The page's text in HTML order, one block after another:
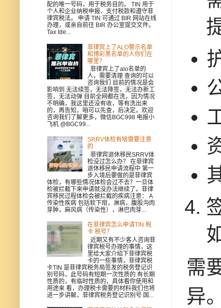
需
异
配的唯一号码，用于税务目的。 TIN 用于
个人和企业纳税申报、支付税款和遵守菲
律宾税法。 申请 TIN 可通过 BIR 网站在线
办理，或亲自前往 BIR 办公室提交文件。
Tax Ide...
菲律宾上了ALO警示名单
和博彩黑名单的人你们在
哪里？
菲律宾上了alo名单的
人，需要清理 查询的可以
咨询我们 目前的情况是会
影响到 无法续签，无法降签，无法办新工
签，无法动弹 目前全网都在洗，因为情况
不明确，我这里还没有收，等有洗出来
的，再告知，咱可以先查，后决定。欢迎
咨询我们了解更多，微信BGC998 电报小
飞机 @BGC99...
SRRV体检有啥需要注意
的
菲律宾退休移民SRRV体
检没过怎么办？ 在菲律宾
退休移民申请流程中 第一
步入境后要做的是菲律宾
体检，有哪些情况体检会过不去？一旦体
检被拦截下来申请就没办法继续了。菲律
宾移民过程体检会被拦截的疾病注意： A
传染性疾病 包括软下疳，淋病，腹股沟肉
芽肿，麻风病（传染性），淋巴肉芽...
在菲律宾怎么申请TIN 税
卡 税号？
近期又有不少客人咨询菲
律宾税号办理的事情，这
里给大家介绍下菲律宾税
卡的一些事情，菲律宾税
卡TIN 是菲律宾税务局签发的税务登记识
别号码，此号码有短期一次性质的 有长期
性质的，有临时性质的，具体看你使用和
用途来 看，办理税卡需要的材料我们也将
进一步讲解，菲律宾税务登记识别号 国...